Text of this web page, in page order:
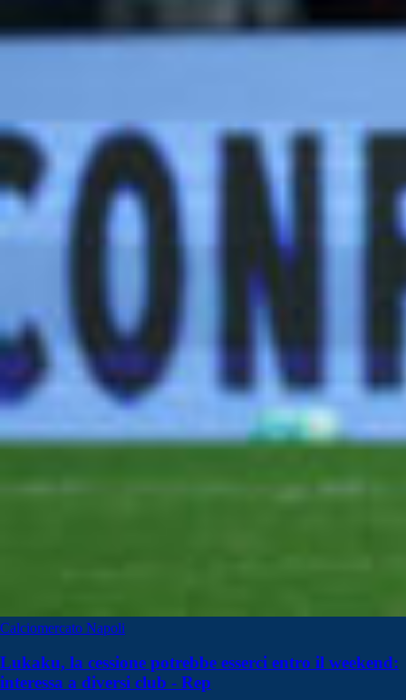
Calciomercato Napoli
Lukaku, la cessione potrebbe esserci entro il weekend:
interessa a diversi club - Rep